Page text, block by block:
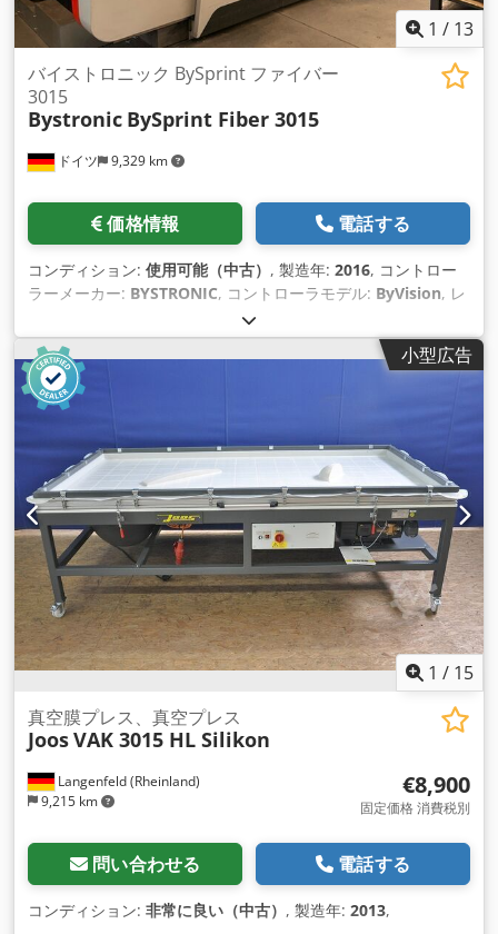
1 / 13
ドイツ 9,329 km
バイストロニック BySprint ファイバー
3015
Bystronic BySprint Fiber 3015
価格情報 電話する
コンディション: 使用可能（中古） , 製造年: 2016, コントロー
ラーメーカー: BYSTRONIC, コントローラモデル: ByVision, レ
, テーブル長さ:
幅:1,500 mm, Ｘ軸移動量:3,048 mm, Y軸移動距離:1,524
mm, Z軸移動距離:70 mm, 位置決め精度:0.1 mm, 総重量:
12,000 kg（キログラム）
製品長さ（最大）:
, 軸数:3,
小型広告
1 / 15
Langenfeld (Rheinland)
9,215 km
真空膜プレス、真空プレス
JoosVAK 3015 HL Silikon
€8,900
固定価格 消費税別
問い合わせる 電話する
コンディション: 非常に良い（中古） , 製造年: 2013,